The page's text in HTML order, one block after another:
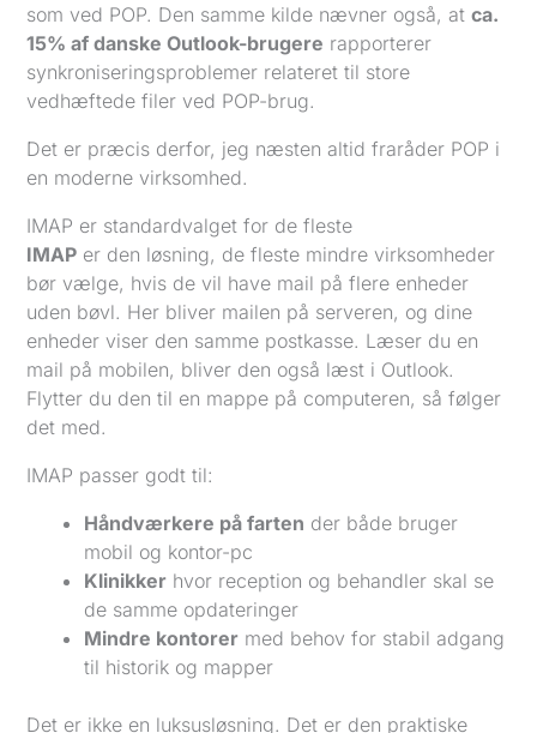
som ved POP. Den samme kilde nævner også, atca.
15% af danske Outlook-brugere rapporterer
synkroniseringsproblemer relateret til store
vedhæftede filer ved POP-brug.
Det er præcis derfor, jeg næsten altid fraråder POP i
en moderne virksomhed.
IMAP er standardvalget for de fleste
IMAP er den løsning, de fleste mindre virksomheder
bør vælge, hvis de vil have mail på flere enheder
uden bøvl. Her bliver mailen på serveren, og dine
enheder viser den samme postkasse. Læser du en
mail på mobilen, bliver den også læst i Outlook.
Flytter du den til en mappe på computeren, så følger
det med.
IMAP passer godt til:
Håndværkere på farten der både bruger
mobil og kontor-pc
Klinikker hvor reception og behandler skal se
de samme opdateringer
Mindre kontorer med behov for stabil adgang
til historik og mapper
Det er ikke en luksusløsning. Det er den praktiske